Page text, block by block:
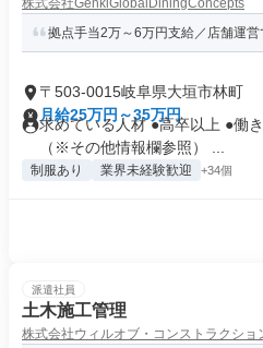
株式会社GenkiGlobalDiningConcepts
拠点手当2万～6万円支給／店舗運営
〒503-0015岐阜県大垣市林町
月給25万円～35万円
求めている人材 ●高卒以上 ●働
（※その他情報欄参照） ...
制服あり 業界未経験歓迎 +34個
派遣社員
土木施工管理
株式会社ウィルオブ・コンストラクショ